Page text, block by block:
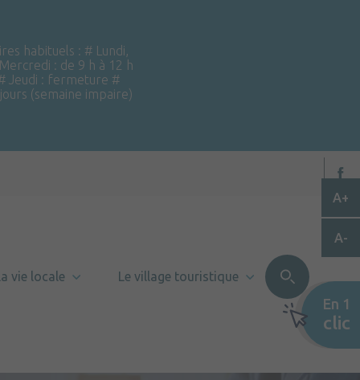
habituels : # Lundi,
: de 9 h à 12 h
Jeudi : fermeture #
(semaine impaire)
vie locale Le village touristique
A+
A-
En 1
clic